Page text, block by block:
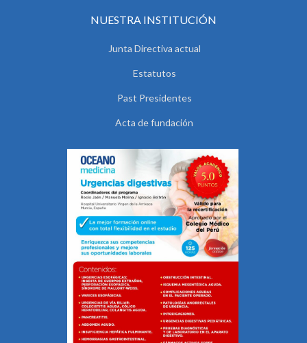
NUESTRA INSTITUCIÓN
Junta Directiva actual
Estatutos
Past Presidentes
Acta de fundación